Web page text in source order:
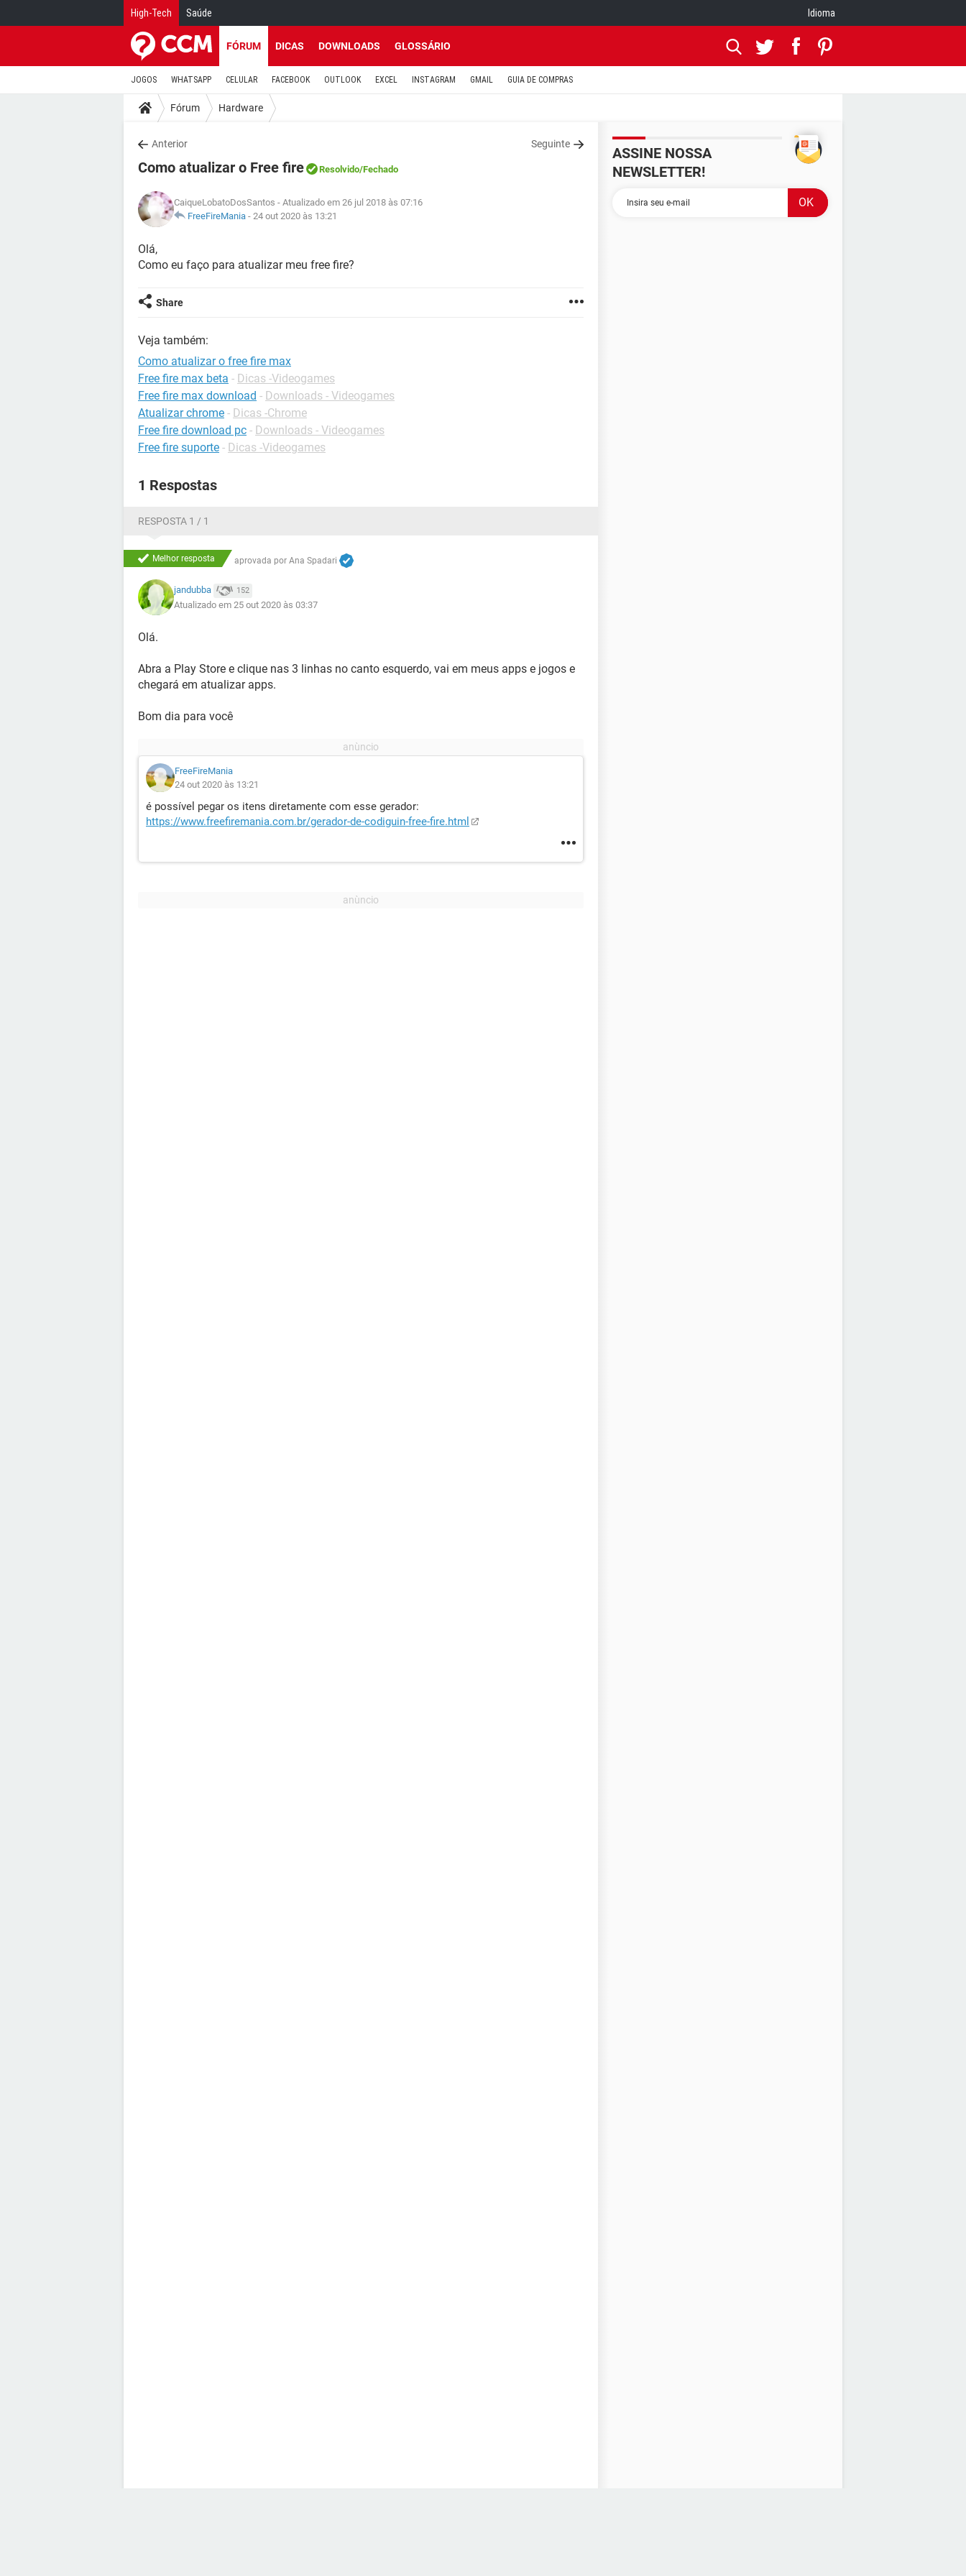
High-Tech Saúde Idioma
FÓRUM DICAS DOWNLOADS GLOSSÁRIO
JOGOS WHATSAPP CELULAR FACEBOOK OUTLOOK EXCEL INSTAGRAM GMAIL GUIA DE COMPRAS
Fórum Hardware
Anterior Seguinte
Como atualizar o Free fire Resolvido/Fechado
CaiqueLobatoDosSantos - Atualizado em 26 jul 2018 às 07:16
FreeFireMania - 24 out 2020 às 13:21
Olá,
Como eu faço para atualizar meu free fire?
Share
Veja também:
Como atualizar o free fire max
Free fire max beta - Dicas -Videogames
Free fire max download - Downloads - Videogames
Atualizar chrome - Dicas -Chrome
Free fire download pc - Downloads - Videogames
Free fire suporte - Dicas -Videogames
1 Respostas
RESPOSTA 1 / 1
Melhor resposta aprovada por Ana Spadari
jandubba 152
Atualizado em 25 out 2020 às 03:37
Olá.
Abra a Play Store e clique nas 3 linhas no canto esquerdo, vai em meus apps e jogos e
chegará em atualizar apps.
Bom dia para você
FreeFireMania
24 out 2020 às 13:21
é possível pegar os itens diretamente com esse gerador:
https://www.freefiremania.com.br/gerador-de-codiguin-free-fire.html
ASSINE NOSSA
NEWSLETTER!